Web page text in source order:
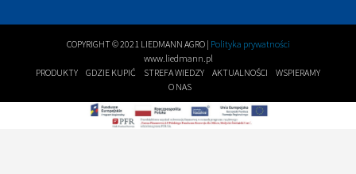
COPYRIGHT © 2021 LIEDMANN AGRO | Polityka prywatności
www.liedmann.pl
PRODUKTY
GDZIE KUPIĆ STREFA WIEDZY AKTUALNOŚCI
WSPIERAMY
O NAS